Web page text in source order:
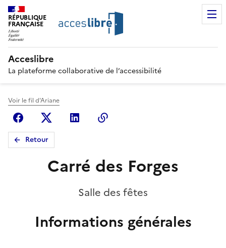
RÉPUBLIQUE
FRANÇAISE
Acceslibre
La plateforme collaborative de l’accessibilité
Voir le fil d'Ariane
FacebookX (anciennement Twitter)
Linkedin
Retour
Carré des Forges
Salle des fêtes
Informations générales